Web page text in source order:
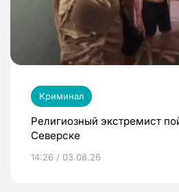
Криминал
Религиозный экстремист
Северске
14:26 / 03.08.26